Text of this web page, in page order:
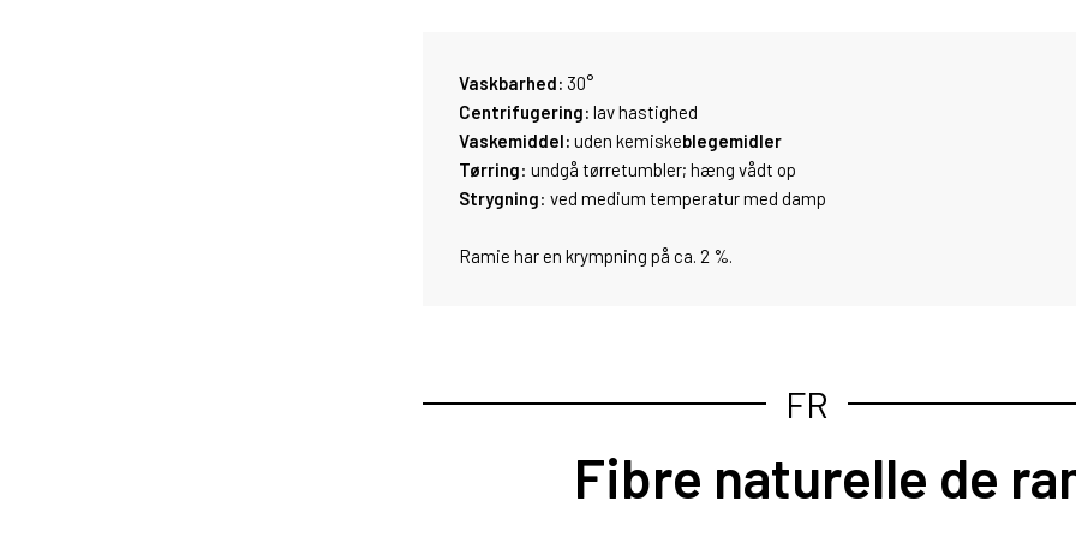
Vaskbarhed: 30°
Centrifugering: lav hastighed
Vaskemiddel: uden kemiskeblegemidler
Tørring: undgå tørretumbler; hæng vådt op
Strygning: ved medium temperatur med damp
Ramie har en krympning på ca. 2 %.
FR
Fibre naturelle de